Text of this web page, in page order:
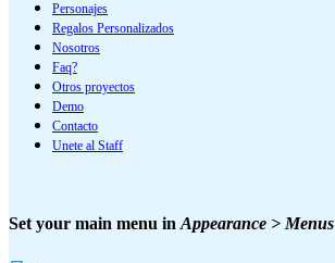
Personajes
Regalos Personalizados
Nosotros
Faq?
Otros proyectos
Demo
Contacto
Unete al Staff
Set your main menu in Appearance > Menus